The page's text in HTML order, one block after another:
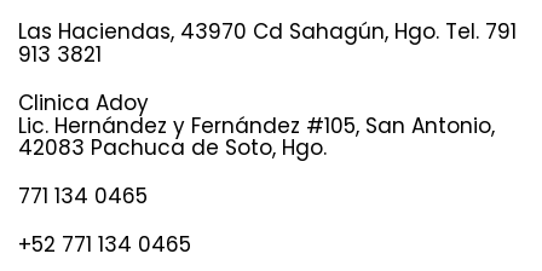
Las Haciendas, 43970 Cd Sahagún, Hgo. Tel. 791
913 3821
Clinica Adoy
Lic. Hernández y Fernández #105, San Antonio,
42083 Pachuca de Soto, Hgo.
771 134 0465
+52 771 134 0465